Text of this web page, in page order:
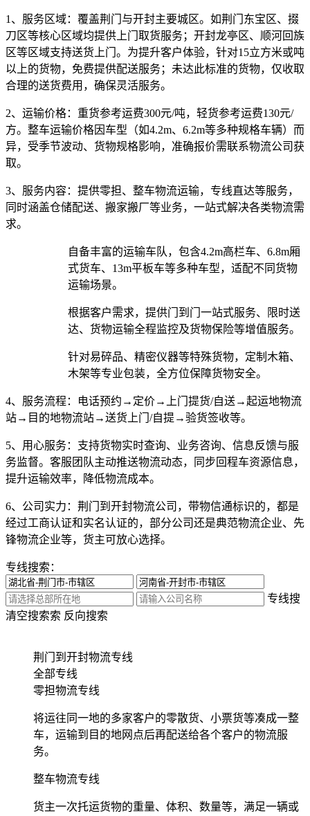
1、服务区域： 覆盖荆门与开封主要城区。如荆门东宝区、掇
刀区等核心区域均提供上门取货服务；开封龙亭区、顺河回族
区等区域支持送货上门。为提升客户体验，针对15立方米或吨
以上的货物，免费提供配送服务；未达此标准的货物，仅收取
合理的送货费用，确保灵活服务。
2、运输价格： 重货参考运费300元/吨，轻货参考运费130元/
方。整车运输价格因车型（如4.2m、6.2m等多种规格车辆）而
异，受季节波动、货物规格影响，准确报价需联系物流公司获
取。
3、服务内容： 提供零担、整车物流运输，专线直达等服务，
同时涵盖仓储配送、搬家搬厂等业务，一站式解决各类物流需
求。​
自备丰富的运输车队，包含4.2m高栏车、6.8m厢
式货车、13m平板车等多种车型，适配不同货物
运输场景。​
根据客户需求，提供门到门一站式服务、限时送
达、货物运输全程监控及货物保险等增值服务。
针对易碎品、精密仪器等特殊货物，定制木箱、
木架等专业包装，全方位保障货物安全。
4、服务流程：
电话预约→定价→上门提货/自送→起运地物流
站→目的地物流站→送货上门/自提→验货签收等。
5、用心服务： 支持货物实时查询、业务咨询、信息反馈与服
务监督。客服团队主动推送物流动态，同步回程车资源信息，
提升运输效率，降低物流成本。
6、公司实力： 荆门到开封物流公司，带物信通标识的，都是
经过工商认证和实名认证的，部分公司还是典范物流企业、先
锋物流企业等，货主可放心选择。
专线搜索：
专线搜
索 反向搜索
清空搜索
荆门到开封物流专线
全部专线
零担物流专线
将运往同一地的多家客户的零散货、小票货等凑成一整
车，运输到目的地网点后再配送给各个客户的物流服
务。
整车物流专线
货主一次托运货物的重量、体积、数量等，满足一辆或